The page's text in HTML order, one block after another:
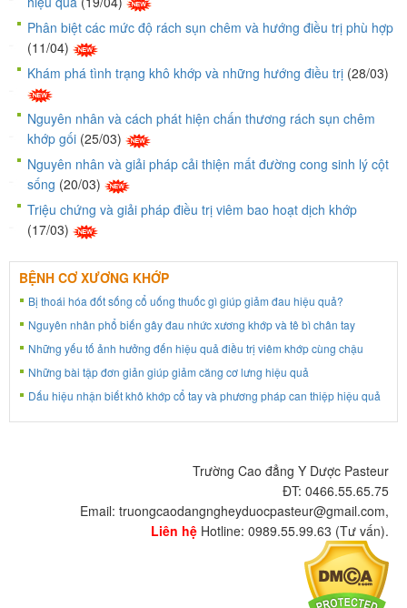
Phân biệt các mức độ rách sụn chêm và hướng điều trị phù hợp
(11/04)
Khám phá tình trạng khô khớp và những hướng điều trị (28/03)
Nguyên nhân và cách phát hiện chấn thương rách sụn chêm
khớp gối (25/03)
Nguyên nhân và giải pháp cải thiện mất đường cong sinh lý cột
sống (20/03)
Triệu chứng và giải pháp điều trị viêm bao hoạt dịch khớp
(17/03)
BỆNH CƠ XƯƠNG KHỚP
Bị thoái hóa đốt sống cổ uống thuốc gì giúp giảm đau hiệu quả?
Nguyên nhân phổ biến gây đau nhức xương khớp và tê bì chân tay
Những yếu tố ảnh hưởng đến hiệu quả điều trị viêm khớp cùng chậu
Những bài tập đơn giản giúp giảm căng cơ lưng hiệu quả
Dấu hiệu nhận biết khô khớp cổ tay và phương pháp can thiệp hiệu quả
Trường Cao đẳng Y Dược Pasteur
ĐT: 0466.55.65.75
Email: truongcaodangngheyduocpasteur@gmail.com,
Liên hệ Hotline: 0989.55.99.63 (Tư vấn).